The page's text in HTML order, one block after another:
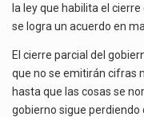
la ley que habilita el
se logra un acuerdo en
El cierre parcial del
que no se emitirán cifras
hasta que las cosas se
gobierno sigue perdiendo